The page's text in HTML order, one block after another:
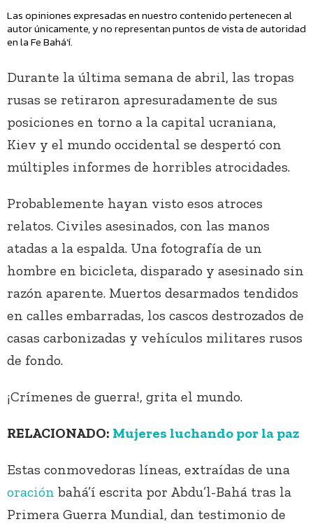
Las opiniones expresadas en nuestro contenido pertenecen al
autor únicamente, y no representan puntos de vista de autoridad
en la Fe Bahá’í.
Durante la última semana de abril, las tropas
rusas se retiraron apresuradamente de sus
posiciones en torno a la capital ucraniana,
Kiev y el mundo occidental se despertó con
múltiples informes de horribles atrocidades.
Probablemente hayan visto esos atroces
relatos. Civiles asesinados, con las manos
atadas a la espalda. Una fotografía de un
hombre en bicicleta, disparado y asesinado sin
razón aparente. Muertos desarmados tendidos
en calles embarradas, los cascos destrozados de
casas carbonizadas y vehículos militares rusos
de fondo.
¡Crímenes de guerra!, grita el mundo.
RELACIONADO: Mujeres luchando por la paz
Estas conmovedoras líneas, extraídas de una
oración bahá’í escrita por Abdu’l-Bahá tras la
Primera Guerra Mundial, dan testimonio de